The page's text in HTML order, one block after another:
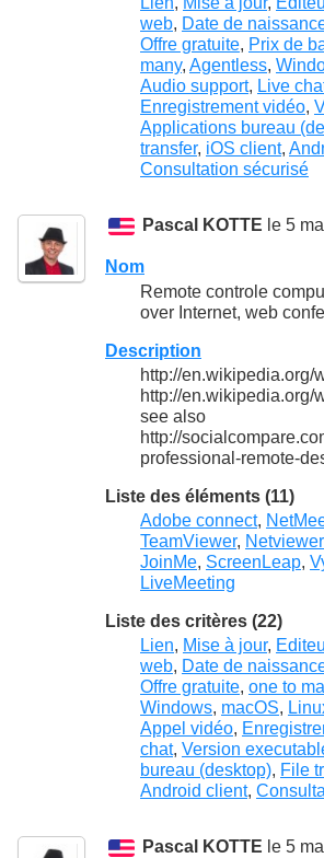
web, Date de
Offre gratuite, Prix de
many, Agentless,
Audio support, Live
Enregistrement vidéo,
Applications bureau
transfer, iOS client,
Consultation sécurisé
Pascal KOTTE le 5
Nom
Remote controle
over Internet, web
Description
http://
http://en.wikipedia.org/
see also
http://
professional-remote-
Liste des éléments (11)
Adobe connect,
TeamViewer,
JoinMe, ScreenLeap,
LiveMeeting
Liste des critères (22)
Lien, Mise à jour,
web, Date de
Offre gratuite, one to
Windows, macOS,
Appel vidéo,
chat, Version
bureau (desktop), File
Android client,
Pascal KOTTE le 5